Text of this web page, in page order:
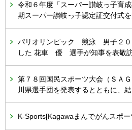
令和６年度「スーパー讃岐っ子育
期スーパー讃岐っ子認定証交付式を
パリオリンピック 競泳 男子２０
した 花車 優 選手が知事を表敬訪
第７８回国民スポーツ大会（ＳＡ
川県選手団を発表するとともに、
K-Sports[Kagawaまんでがんスポー